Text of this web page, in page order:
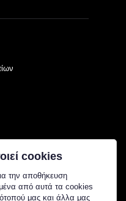
cookies
την αποθήκευση
από αυτά τα cookies
μας και άλλα μας